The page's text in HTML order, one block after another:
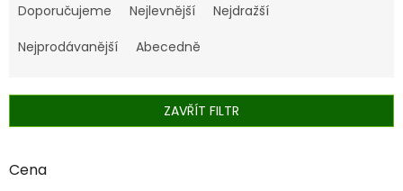
a
e
r
d
Doporučujeme Nejlevnější
Nejdražší
Nejprodávanější
Abecedně
ZAVŘÍT FILTR
Cena